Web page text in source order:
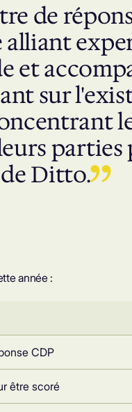
de
alliant
sur
parties
Ditto.
année :
CDP
être scoré